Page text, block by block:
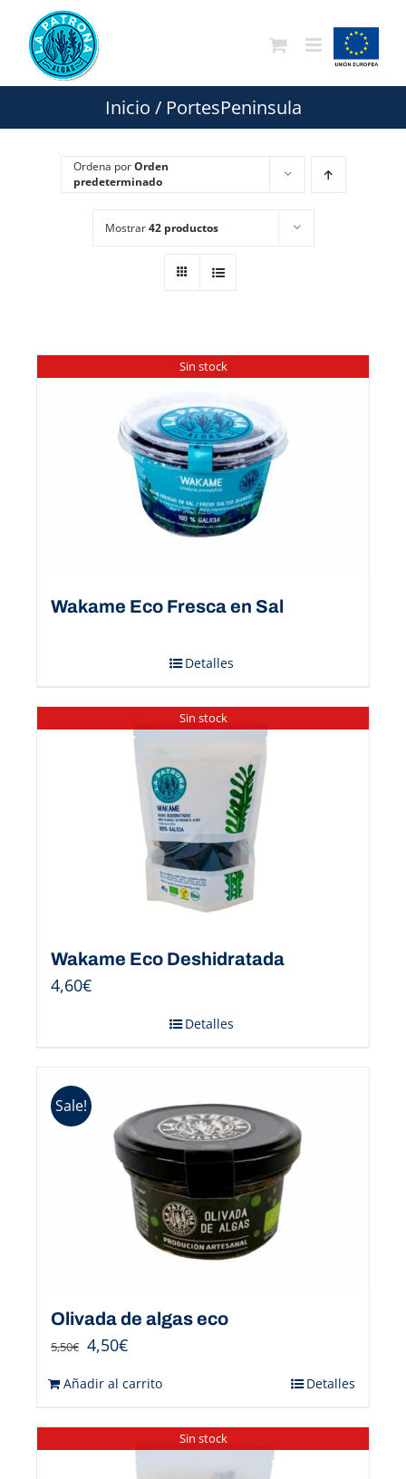
contenido
Inicio / PortesPeninsula
Ordena porOrden
predeterminado
Mostrar42 productos
Sin stock
Wakame Eco Fresca en Sal
Detalles
Sin stock
Wakame Eco Deshidratada
4,60€
Detalles
Sale!
Olivada de algas eco
5,50€ 4,50€
Añadir al carrito Detalles
Sin stock